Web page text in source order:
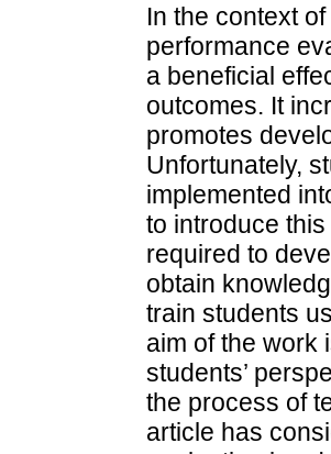
In the context
performance
a beneficial
outcomes. It
promotes
Unfortunately,
implemented
to introduce
required to
obtain
train students
aim of the work
students’
the process of
article has